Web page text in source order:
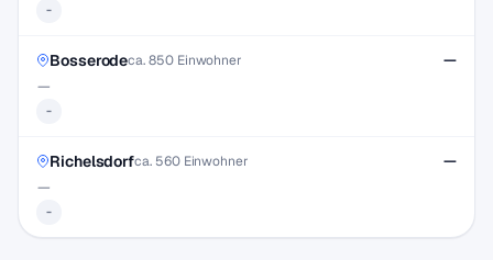
-
Bosserodeca. 850 Einwohner
-
—
—
Richelsdorfca. 560 Einwohner
-
—
—